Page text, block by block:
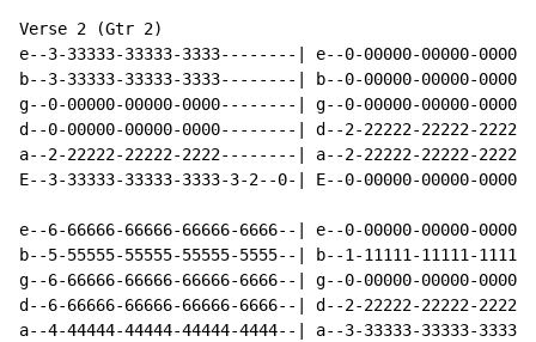
Verse 2 (Gtr 2)
e--3-33333-33333-3333--------| e--0-00000-00000-
b--3-33333-33333-3333--------| b--0-00000-00000-
g--0-00000-00000-0000--------| g--0-00000-00000-
d--0-00000-00000-0000--------| d--2-22222-22222-
a--2-22222-22222-2222--------| a--2-22222-22222-
E--3-33333-33333-3333-3-2--0-| E--0-00000-00000-
e--6-66666-66666-66666-6666--| e--0-00000-00000-
b--5-55555-55555-55555-5555--| b--1-11111-11111-
g--6-66666-66666-66666-6666--| g--0-00000-00000-
d--6-66666-66666-66666-6666--| d--2-22222-22222-
a--4-44444-44444-44444-4444--| a--3-33333-33333-